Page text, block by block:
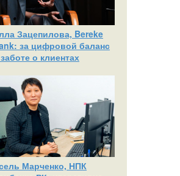
Зацепилова, Bereke
за цифровой баланс
о клиентах
Марченко, НПК